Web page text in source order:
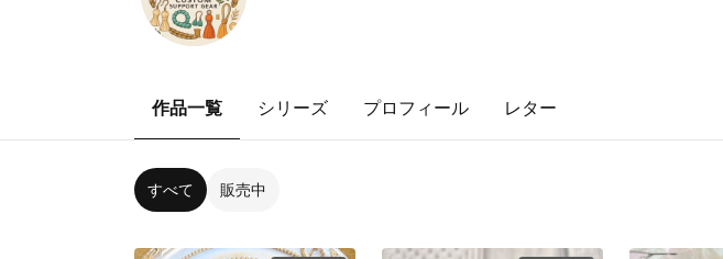
作品一覧 シリーズ プロフィール レター
すべて 販売中